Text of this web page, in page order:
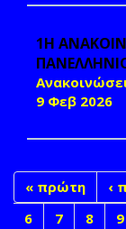
1Η
9 Φεβ 2026
« πρώτη ‹
6
7 8 9